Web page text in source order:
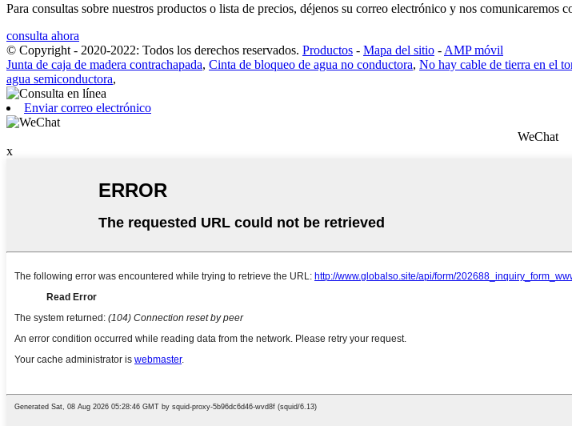
Para consultas sobre nuestros productos o lista de precios, déjenos su correo electrónico y nos comunicaremos
consulta ahora
© Copyright - 2020-2022: Todos los derechos reservados. Productos - Mapa del sitio - AMP móvil
Junta de caja de madera contrachapada, Cinta de bloqueo de agua no conductora, No hay cable de tierra en el
agua semiconductora,
Enviar correo electrónico
WeChat
x